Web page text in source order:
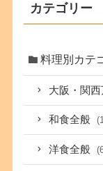
カテゴリー
料理別カテ
大阪・関
和食全般
洋食全般